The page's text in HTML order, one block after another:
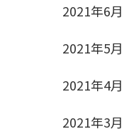
2021年6月
2021年5月
2021年4月
2021年3月